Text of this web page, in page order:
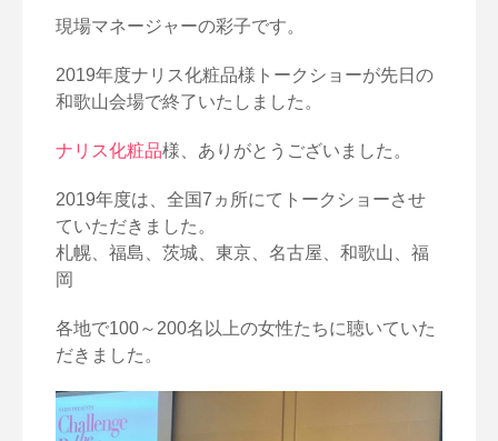
現場マネージャーの彩子です。
2019年度ナリス化粧品様トークショーが先日の
和歌山会場で終了いたしました。
ナリス化粧品様、ありがとうございました。
2019年度は、全国7ヵ所にてトークショーさせ
ていただきました。
札幌、福島、茨城、東京、名古屋、和歌山、福
岡
各地で100～200名以上の女性たちに聴いていた
だきました。